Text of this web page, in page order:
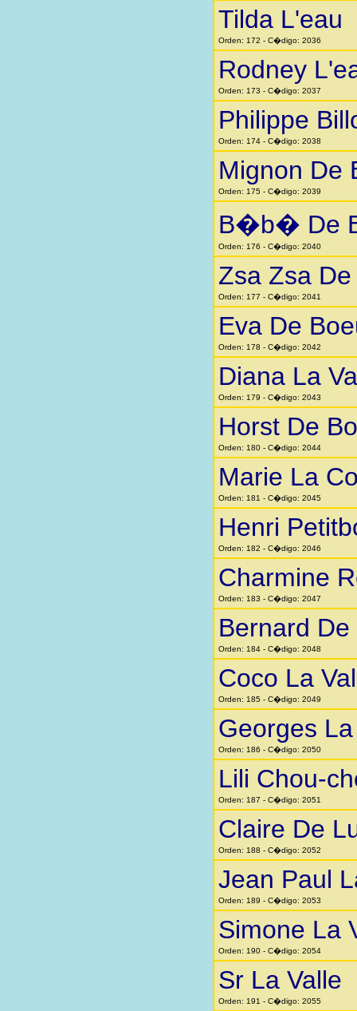
Tilda L'eau
Orden: 172 - C�digo: 2036
Rodney
Orden: 173 - C�digo: 2037
Philippe
Orden: 174 - C�digo: 2038
Mignon De
Orden: 175 - C�digo: 2039
B�b� De
Orden: 176 - C�digo: 2040
Zsa Zsa
Orden: 177 - C�digo: 2041
Eva De
Orden: 178 - C�digo: 2042
Diana La
Orden: 179 - C�digo: 2043
Horst De
Orden: 180 - C�digo: 2044
Marie La
Orden: 181 - C�digo: 2045
Henri
Orden: 182 - C�digo: 2046
Charmine
Orden: 183 - C�digo: 2047
Bernard De
Orden: 184 - C�digo: 2048
Coco La
Orden: 185 - C�digo: 2049
Georges
Orden: 186 - C�digo: 2050
Lili Chou-
Orden: 187 - C�digo: 2051
Claire De
Orden: 188 - C�digo: 2052
Jean Paul
Orden: 189 - C�digo: 2053
Simone La
Orden: 190 - C�digo: 2054
Sr La Valle
Orden: 191 - C�digo: 2055